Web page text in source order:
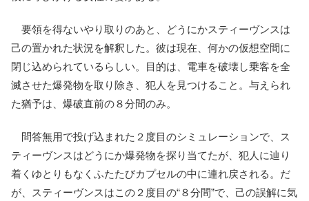
要領を得ないやり取りのあと、どうにかスティーヴンスは
己の置かれた状況を解釈した。彼は現在、何かの仮想空間に
閉じ込められているらしい。目的は、電車を破壊し乗客を全
滅させた爆発物を取り除き、犯人を見つけること。与えられ
た猶予は、爆破直前の８分間のみ。
問答無用で投げ込まれた２度目のシミュレーションで、ス
ティーヴンスはどうにか爆発物を探り当てたが、犯人に辿り
着くゆとりもなくふたたびカプセルの中に連れ戻される。だ
が、スティーヴンスはこの２度目の“８分間”で、己の誤解に気